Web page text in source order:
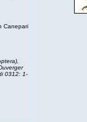
Canepari
0312: 1-